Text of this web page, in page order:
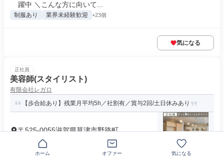
躍中 ＼こんな方に向いて...
制服あり 業界未経験歓迎 +23個
気になる
正社員
美容師(スタイリスト)
有限会社レガロ
【歩合給あり】残業月平均5h／社割有／賞与2回/土日休みあり
〒525-0055滋賀県草津市野路町
月給24万円～40万円
求めている人材 ＼ スキルUP&キャリアUP目指す方にも ／ 研
修や独立支援制度ありで...
ホーム オファー 気になる